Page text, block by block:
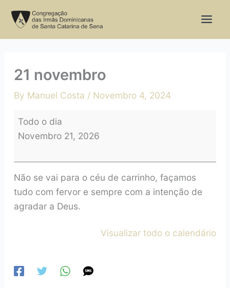
21 novembro
By Manuel Costa / Novembro 4, 2024
novembro
Todo o dia
Novembro 21, 2026
Não se vai para o céu de carrinho, façamos
tudo com fervor e sempre com a intenção de
agradar a Deus.
Visualizar todo o calendário